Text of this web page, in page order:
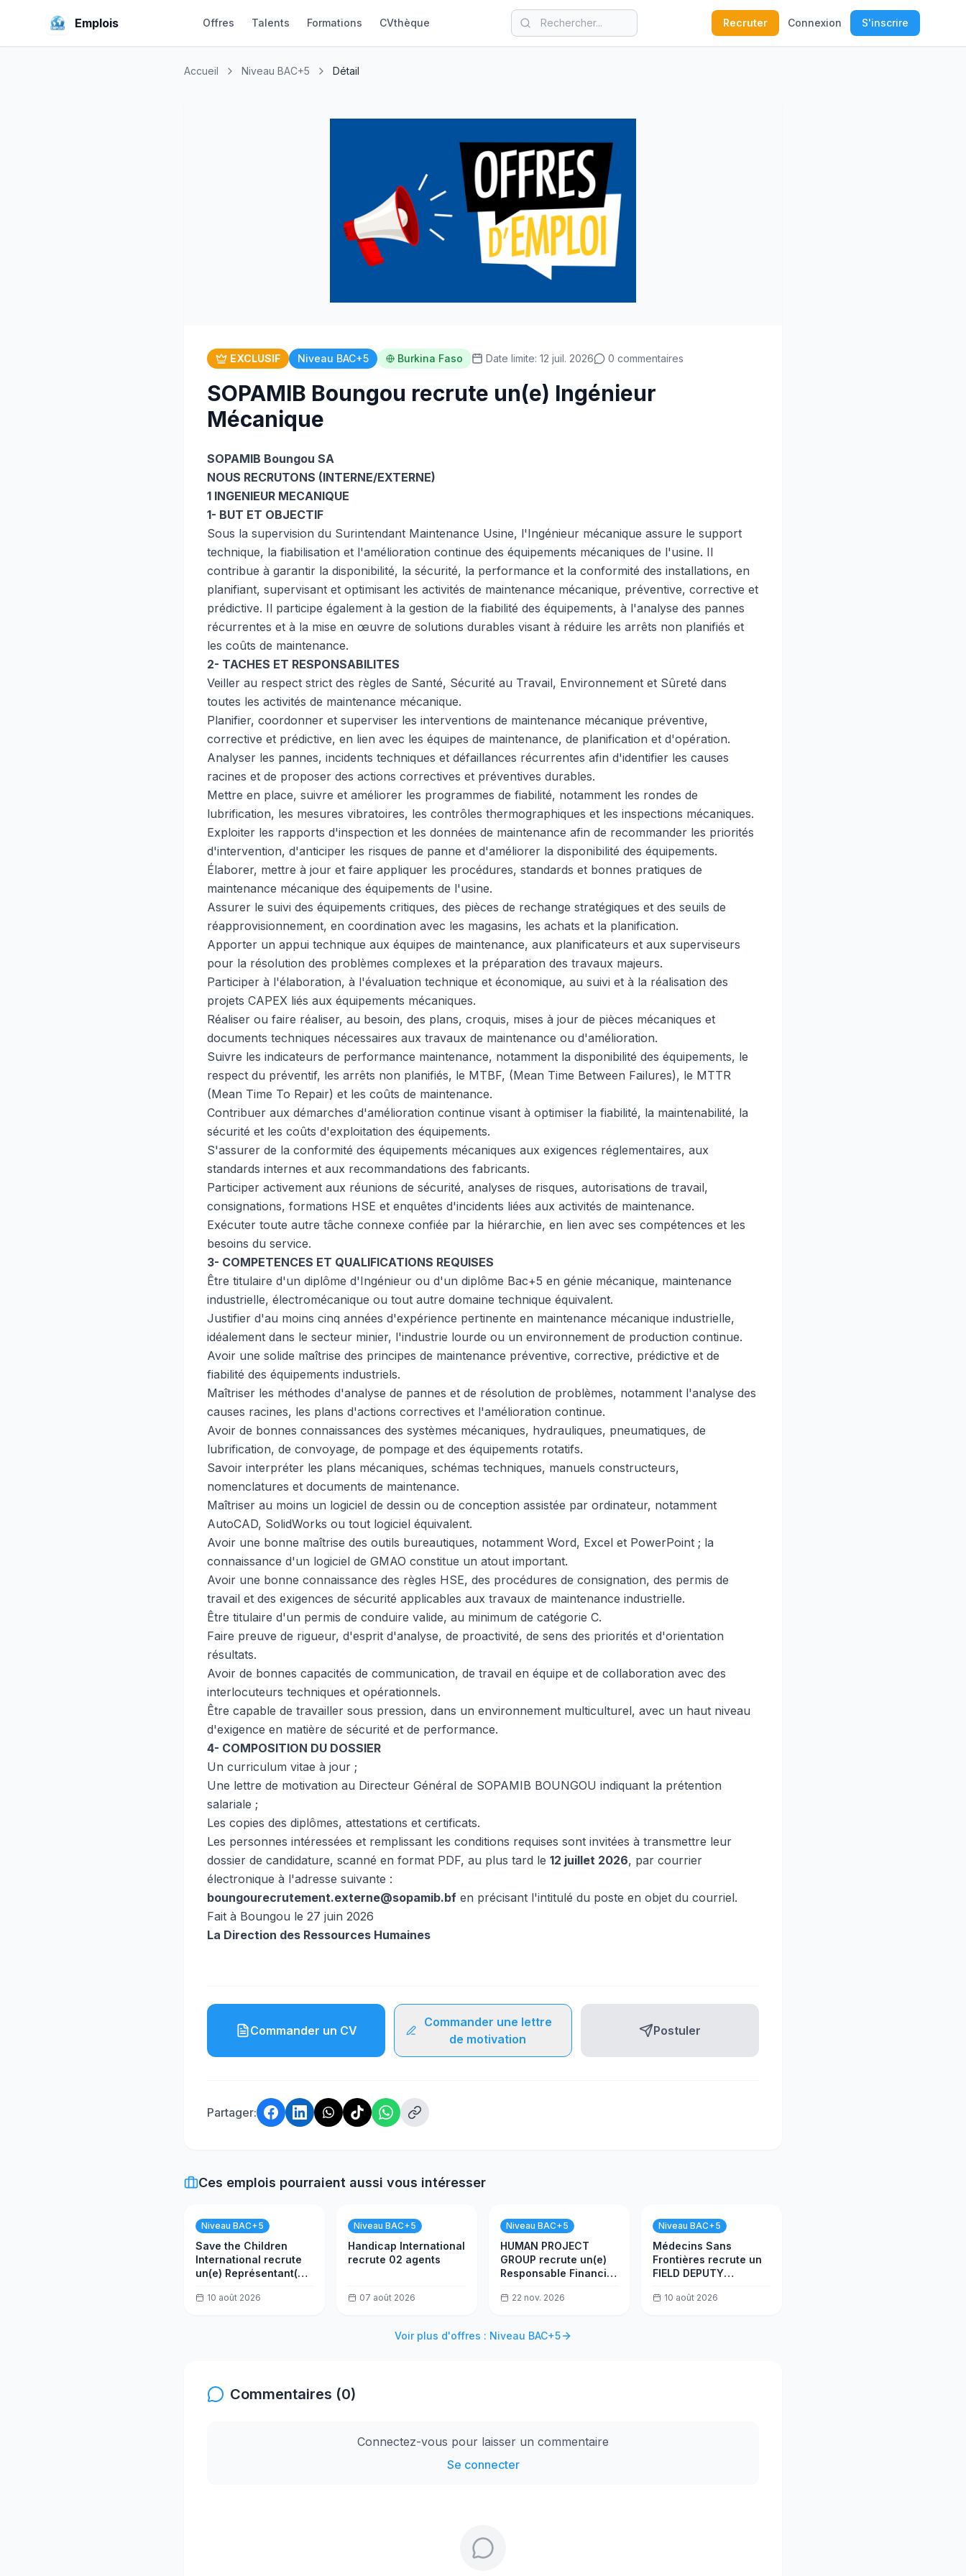
Emplois Offres Talents Formations CVthèque Recruter Connexion S'inscrire
Accueil Niveau BAC+5 Détail
EXCLUSIF Niveau BAC+5 Burkina Faso Date limite: 12 juil. 2026 0 commentaires
SOPAMIB Boungou recrute un(e) Ingénieur
Mécanique
SOPAMIB Boungou SA
NOUS RECRUTONS (INTERNE/EXTERNE)
1 INGENIEUR MECANIQUE
1- BUT ET OBJECTIF
Sous la supervision du Surintendant Maintenance Usine, l'Ingénieur mécanique assure le support
technique, la fiabilisation et l'amélioration continue des équipements mécaniques de l'usine. Il
contribue à garantir la disponibilité, la sécurité, la performance et la conformité des installations, en
planifiant, supervisant et optimisant les activités de maintenance mécanique, préventive, corrective et
prédictive. Il participe également à la gestion de la fiabilité des équipements, à l'analyse des pannes
récurrentes et à la mise en œuvre de solutions durables visant à réduire les arrêts non planifiés et
les coûts de maintenance.
2- TACHES ET RESPONSABILITES
Veiller au respect strict des règles de Santé, Sécurité au Travail, Environnement et Sûreté dans
toutes les activités de maintenance mécanique.
Planifier, coordonner et superviser les interventions de maintenance mécanique préventive,
corrective et prédictive, en lien avec les équipes de maintenance, de planification et d'opération.
Analyser les pannes, incidents techniques et défaillances récurrentes afin d'identifier les causes
racines et de proposer des actions correctives et préventives durables.
Mettre en place, suivre et améliorer les programmes de fiabilité, notamment les rondes de
lubrification, les mesures vibratoires, les contrôles thermographiques et les inspections mécaniques.
Exploiter les rapports d'inspection et les données de maintenance afin de recommander les priorités
d'intervention, d'anticiper les risques de panne et d'améliorer la disponibilité des équipements.
Élaborer, mettre à jour et faire appliquer les procédures, standards et bonnes pratiques de
maintenance mécanique des équipements de l'usine.
Assurer le suivi des équipements critiques, des pièces de rechange stratégiques et des seuils de
réapprovisionnement, en coordination avec les magasins, les achats et la planification.
Apporter un appui technique aux équipes de maintenance, aux planificateurs et aux superviseurs
pour la résolution des problèmes complexes et la préparation des travaux majeurs.
Participer à l'élaboration, à l'évaluation technique et économique, au suivi et à la réalisation des
projets CAPEX liés aux équipements mécaniques.
Réaliser ou faire réaliser, au besoin, des plans, croquis, mises à jour de pièces mécaniques et
documents techniques nécessaires aux travaux de maintenance ou d'amélioration.
Suivre les indicateurs de performance maintenance, notamment la disponibilité des équipements, le
respect du préventif, les arrêts non planifiés, le MTBF, (Mean Time Between Failures), le MTTR
(Mean Time To Repair) et les coûts de maintenance.
Contribuer aux démarches d'amélioration continue visant à optimiser la fiabilité, la maintenabilité, la
sécurité et les coûts d'exploitation des équipements.
S'assurer de la conformité des équipements mécaniques aux exigences réglementaires, aux
standards internes et aux recommandations des fabricants.
Participer activement aux réunions de sécurité, analyses de risques, autorisations de travail,
consignations, formations HSE et enquêtes d'incidents liées aux activités de maintenance.
Exécuter toute autre tâche connexe confiée par la hiérarchie, en lien avec ses compétences et les
besoins du service.
3- COMPETENCES ET QUALIFICATIONS REQUISES
Être titulaire d'un diplôme d'Ingénieur ou d'un diplôme Bac+5 en génie mécanique, maintenance
industrielle, électromécanique ou tout autre domaine technique équivalent.
Justifier d'au moins cinq années d'expérience pertinente en maintenance mécanique industrielle,
idéalement dans le secteur minier, l'industrie lourde ou un environnement de production continue.
Avoir une solide maîtrise des principes de maintenance préventive, corrective, prédictive et de
fiabilité des équipements industriels.
Maîtriser les méthodes d'analyse de pannes et de résolution de problèmes, notamment l'analyse des
causes racines, les plans d'actions correctives et l'amélioration continue.
Avoir de bonnes connaissances des systèmes mécaniques, hydrauliques, pneumatiques, de
lubrification, de convoyage, de pompage et des équipements rotatifs.
Savoir interpréter les plans mécaniques, schémas techniques, manuels constructeurs,
nomenclatures et documents de maintenance.
Maîtriser au moins un logiciel de dessin ou de conception assistée par ordinateur, notamment
AutoCAD, SolidWorks ou tout logiciel équivalent.
Avoir une bonne maîtrise des outils bureautiques, notamment Word, Excel et PowerPoint ; la
connaissance d'un logiciel de GMAO constitue un atout important.
Avoir une bonne connaissance des règles HSE, des procédures de consignation, des permis de
travail et des exigences de sécurité applicables aux travaux de maintenance industrielle.
Être titulaire d'un permis de conduire valide, au minimum de catégorie C.
Faire preuve de rigueur, d'esprit d'analyse, de proactivité, de sens des priorités et d'orientation
résultats.
Avoir de bonnes capacités de communication, de travail en équipe et de collaboration avec des
interlocuteurs techniques et opérationnels.
Être capable de travailler sous pression, dans un environnement multiculturel, avec un haut niveau
d'exigence en matière de sécurité et de performance.
4- COMPOSITION DU DOSSIER
Un curriculum vitae à jour ;
Une lettre de motivation au Directeur Général de SOPAMIB BOUNGOU indiquant la prétention
salariale ;
Les copies des diplômes, attestations et certificats.
Les personnes intéressées et remplissant les conditions requises sont invitées à transmettre leur
dossier de candidature, scanné en format PDF, au plus tard le 12 juillet 2026, par courrier
électronique à l'adresse suivante :
boungourecrutement.externe@sopamib.bf en précisant l'intitulé du poste en objet du courriel.
Fait à Boungou le 27 juin 2026
La Direction des Ressources Humaines
Commander un CV
Commander une lettre
de motivation
Postuler
Partager:
Ces emplois pourraient aussi vous intéresser
Niveau BAC+5
Save the Children
International recrute
un(e) Représentant(e)
Faso10 août 2026
Niveau BAC+5
Handicap International
recrute 02 agents
07 août 2026
Niveau BAC+5
HUMAN PROJECT
GROUP recrute un(e)
Responsable Financier
22 nov. 2026
Niveau BAC+5
Médecins Sans
Frontières recrute un
FIELD DEPUTY
COORDINATOR
10 août 2026
Voir plus d'offres : Niveau BAC+5
Commentaires (0)
Connectez-vous pour laisser un commentaire
Se connecter